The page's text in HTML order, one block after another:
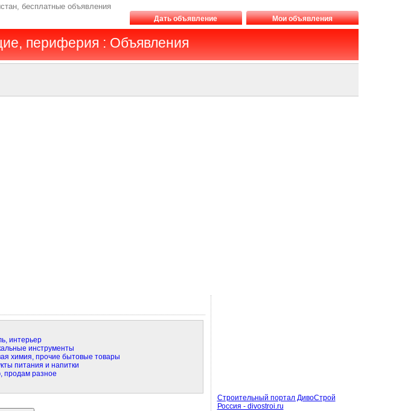
бесплатные объявления
Дать объявление Мои объявления
периферия : Объявления
интерьер
инструменты
химия, прочие бытовые товары
питания и напитки
продам разное
Строительный портал ДивоСтрой
Россия - divostroi.ru